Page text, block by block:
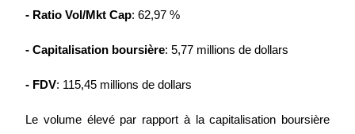
- Ratio Vol/Mkt Cap: 62,97 %
- Capitalisation boursière: 5,77 millions de dollars
- FDV: 115,45 millions de dollars
Le volume élevé par rapport à la capitalisation boursière